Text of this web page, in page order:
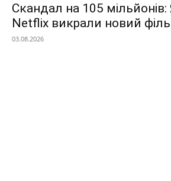
Скандал на 105 мільйонів:
Netflix викрали новий
03.08.2026